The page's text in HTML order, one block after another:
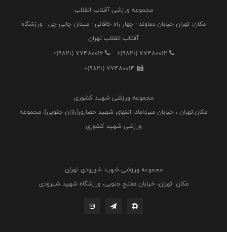
مجموعه ورزشی آفتاب انقلاب
مکان: تهران خیابان دماوند - چهار راه خاقانی - میدان چایی چی - ورزشگاه
آفتاب انقلاب تهران
+(9821) 77480012
+(9821) 77480016
+(9821) 77480014
مجموعه ورزشی شهید کشوری
مکان:تهران ، خیابان میرداماد، انتهای شهید حصاری(رازان جنوبی)، مجموعه
ورزشی شهید کشوری
مجموعه ورزشی شهید شیرودی تهران
مکان: تهران، خیابان مفتح جنوبی، ورزشگاه شهید شیرودی